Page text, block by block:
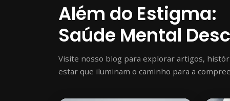
Além do Estigma:
Saúde Mental
Visite nosso blog para explorar artigos,
estar que iluminam o caminho para a